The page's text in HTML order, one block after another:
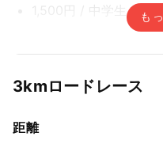
1,500円 / 中学生
2026年6月30日(火)
も
3kmロードレース
距離